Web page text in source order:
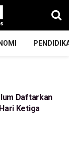
Daftarkan
Ketiga